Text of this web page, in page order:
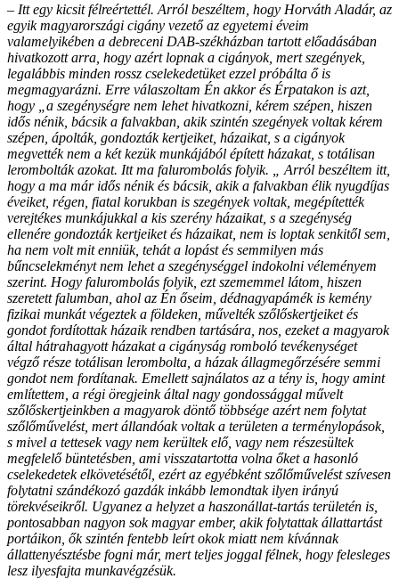
– Itt egy kicsit félreértettél. Arról beszéltem, hogy Horváth Aladár, az
egyik magyarországi cigány vezető az egyetemi éveim
valamelyikében a debreceni DAB-székházban tartott előadásában
hivatkozott arra, hogy azért lopnak a cigányok, mert szegények,
legalábbis minden rossz cselekedetüket ezzel próbálta ő is
megmagyarázni. Erre válaszoltam Én akkor és Érpatakon is azt,
hogy „a szegénységre nem lehet hivatkozni, kérem szépen, hiszen
idős nénik, bácsik a falvakban, akik szintén szegények voltak kérem
szépen, ápolták, gondozták kertjeiket, házaikat, s a cigányok
megvették nem a két kezük munkájából épített házakat, s totálisan
lerombolták azokat. Itt ma falurombolás folyik. „ Arról beszéltem itt,
hogy a ma már idős nénik és bácsik, akik a falvakban élik nyugdíjas
éveiket, régen, fiatal korukban is szegények voltak, megépítették
verejtékes munkájukkal a kis szerény házaikat, s a szegénység
ellenére gondozták kertjeiket és házaikat, nem is loptak senkitől sem,
ha nem volt mit enniük, tehát a lopást és semmilyen más
bűncselekményt nem lehet a szegénységgel indokolni véleményem
szerint. Hogy falurombolás folyik, ezt szememmel látom, hiszen
szeretett falumban, ahol az Én őseim, dédnagyapámék is kemény
fizikai munkát végeztek a földeken, művelték szőlőskertjeiket és
gondot fordítottak házaik rendben tartására, nos, ezeket a magyarok
által hátrahagyott házakat a cigányság romboló tevékenységet
végző része totálisan lerombolta, a házak állagmegőrzésére semmi
gondot nem fordítanak. Emellett sajnálatos az a tény is, hogy amint
említettem, a régi öregjeink által nagy gondossággal művelt
szőlőskertjeinkben a magyarok döntő többsége azért nem folytat
szőlőművelést, mert állandóak voltak a területen a terménylopások,
s mivel a tettesek vagy nem kerültek elő, vagy nem részesültek
megfelelő büntetésben, ami visszatartotta volna őket a hasonló
cselekedetek elkövetésétől, ezért az egyébként szőlőművelést szívesen
folytatni szándékozó gazdák inkább lemondtak ilyen irányú
törekvéseikről. Ugyanez a helyzet a haszonállat-tartás területén is,
pontosabban nagyon sok magyar ember, akik folytattak állattartást
portáikon, ők szintén fentebb leírt okok miatt nem kívánnak
állattenyésztésbe fogni már, mert teljes joggal félnek, hogy felesleges
lesz ilyesfajta munkavégzésük.